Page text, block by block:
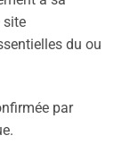
site
du ou
par